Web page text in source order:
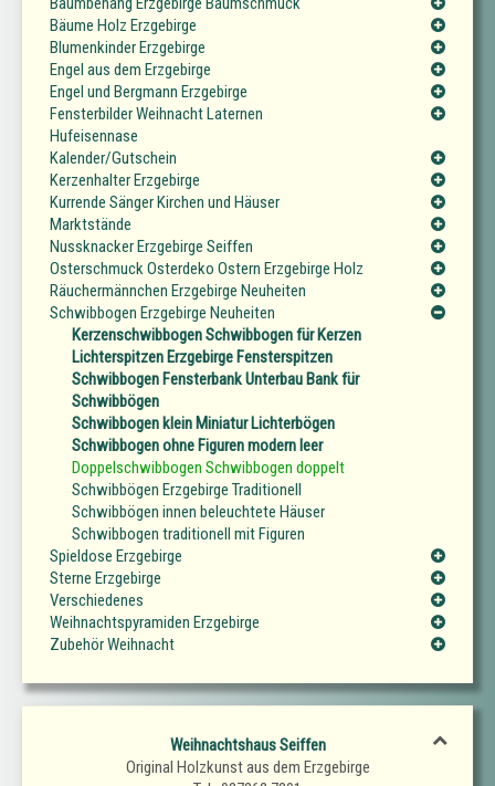
Bäume Holz Erzgebirge
Blumenkinder Erzgebirge
Engel aus dem Erzgebirge
Engel und Bergmann Erzgebirge
Fensterbilder Weihnacht Laternen
Hufeisennase
Kalender/Gutschein
Kerzenhalter Erzgebirge
Kurrende Sänger Kirchen und Häuser
Marktstände
Nussknacker Erzgebirge Seiffen
Osterschmuck Osterdeko Ostern Erzgebirge Holz
Räuchermännchen Erzgebirge Neuheiten
Schwibbogen Erzgebirge Neuheiten
Kerzenschwibbogen Schwibbogen für Kerzen
Lichterspitzen Erzgebirge Fensterspitzen
Schwibbogen Fensterbank Unterbau Bank für
Schwibbögen
Schwibbogen klein Miniatur Lichterbögen
Schwibbogen ohne Figuren modern leer
Doppelschwibbogen Schwibbogen doppelt
Schwibbögen Erzgebirge Traditionell
Schwibbögen innen beleuchtete Häuser
Schwibbogen traditionell mit Figuren
Spieldose Erzgebirge
Sterne Erzgebirge
Verschiedenes
Weihnachtspyramiden Erzgebirge
Zubehör Weihnacht
Weihnachtshaus Seiffen
Original Holzkunst aus dem Erzgebirge